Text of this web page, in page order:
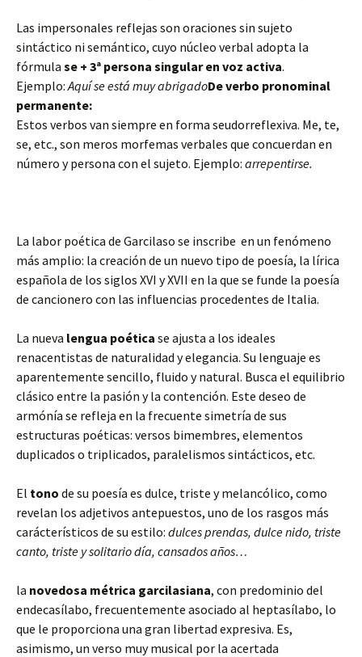
Las impersonales reflejas son oraciones sin sujeto
sintáctico ni semántico, cuyo núcleo verbal adopta la
fórmula se + 3ª persona singular en voz activa.
Ejemplo:Aquí se está muy abrigadoDe verbo pronominal
permanente:
Estos verbos van siempre en forma seudorreflexiva. Me, te,
se, etc., son meros morfemas verbales que concuerdan en
número y persona con el sujeto. Ejemplo: arrepentirse.
La labor poética de Garcilaso se inscribe en un fenómeno
más amplio: la creación de un nuevo tipo de poesía, la lírica
española de los siglos XVI y XVII en la que se funde la poesía
de cancionero con las influencias procedentes de Italia.
La nueva lengua poética se ajusta a los ideales
renacentistas de naturalidad y elegancia. Su lenguaje es
aparentemente sencillo, fluido y natural. Busca el equilibrio
clásico entre la pasión y la contención. Este deseo de
armónía se refleja en la frecuente simetría de sus
estructuras poéticas: versos bimembres, elementos
duplicados o triplicados, paralelismos sintácticos, etc.
El tono de su poesía es dulce, triste y melancólico, como
revelan los adjetivos antepuestos, uno de los rasgos más
carácterísticos de su estilo: dulces prendas, dulce nido, triste
canto, triste y solitario día, cansados años…
la novedosa métrica garcilasiana, con predominio del
endecasílabo, frecuentemente asociado al heptasílabo, lo
que le proporciona una gran libertad expresiva. Es,
asimismo, un verso muy musical por la acertada